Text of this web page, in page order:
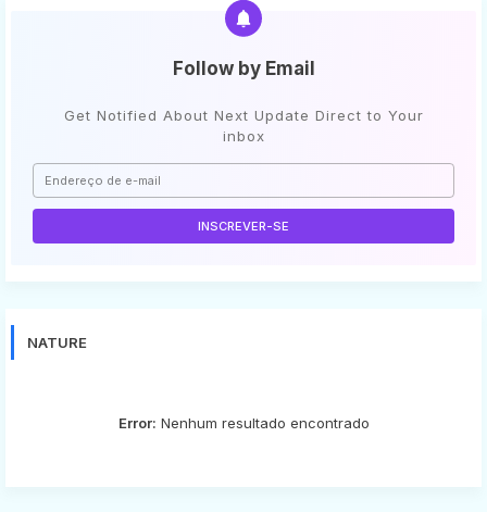
Follow by Email
Get Notified About Next Update Direct to Your
inbox
NATURE
Error: Nenhum resultado encontrado